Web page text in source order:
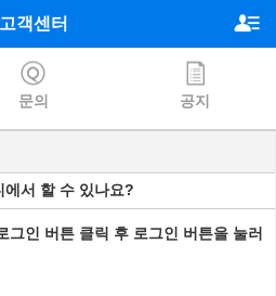
고객센터
문의 공지
서 할 수 있나요?
그인 버튼 클릭 후 로그인 버튼을 눌러